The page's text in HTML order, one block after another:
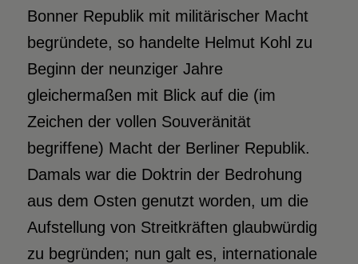
Bonner Republik mit militärischer Macht
begründete, so handelte Helmut Kohl zu
Beginn der neunziger Jahre
gleichermaßen mit Blick auf die (im
Zeichen der vollen Souveränität
begriffene) Macht der Berliner Republik.
Damals war die Doktrin der Bedrohung
aus dem Osten genutzt worden, um die
Aufstellung von Streitkräften glaubwürdig
zu begründen; nun galt es, internationale